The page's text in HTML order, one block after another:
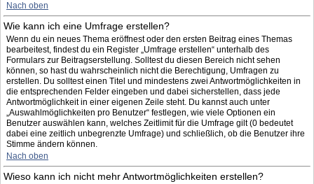
Nach oben
Wie kann ich eine Umfrage erstellen?
Wenn du ein neues Thema eröffnest oder den ersten Beitrag eines Themas
bearbeitest, findest du ein Register „Umfrage erstellen“ unterhalb des
Formulars zur Beitragserstellung. Solltest du diesen Bereich nicht sehen
können, so hast du wahrscheinlich nicht die Berechtigung, Umfragen zu
erstellen. Du solltest einen Titel und mindestens zwei Antwortmöglichkeiten in
die entsprechenden Felder eingeben und dabei sicherstellen, dass jede
Antwortmöglichkeit in einer eigenen Zeile steht. Du kannst auch unter
„Auswahlmöglichkeiten pro Benutzer“ festlegen, wie viele Optionen ein
Benutzer auswählen kann, welches Zeitlimit für die Umfrage gilt (0 bedeutet
dabei eine zeitlich unbegrenzte Umfrage) und schließlich, ob die Benutzer ihre
Stimme ändern können.
Nach oben
Wieso kann ich nicht mehr Antwortmöglichkeiten erstellen?